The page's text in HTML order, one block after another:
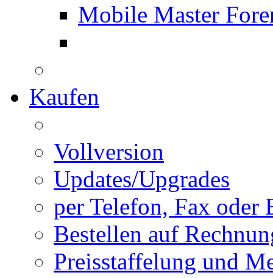
Mobile Master
Kaufen
Vollversion
Updates/Upgrades
per Telefon, Fax oder
Bestellen auf
Preisstaffelung und